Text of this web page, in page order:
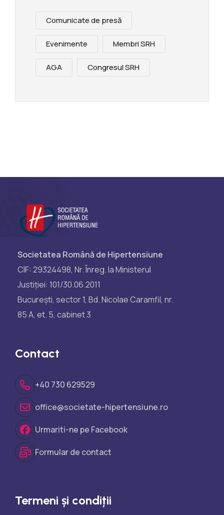
Comunicate de presă
Evenimente Membri SRH
AGA Congresul SRH
Societatea Română de Hipertensiune
CIF: 29324498, Nr. Înreg. la Ministerul
Justiției: 101/30.06.2011
București, sector 1, Bd. Nicolae Caramfil, nr.
85 A, et. 5, cabinet 3
Contact
+40 730 629529
office@societate-hipertensiune.ro
Urmariti-ne pe Facebook
Formular de contact
Termeni și condiții